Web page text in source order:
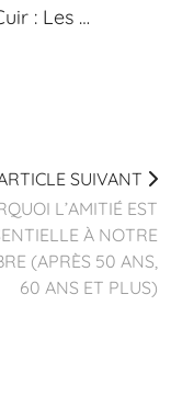
: Les …
SUIVANT
L’AMITIÉ EST
À NOTRE
(APRÈS 50 ANS,
60 ANS ET PLUS)